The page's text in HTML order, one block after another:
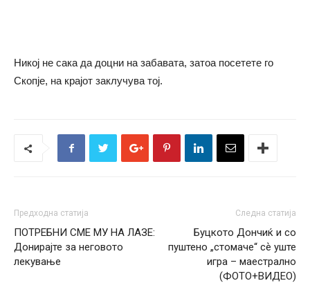
Никој не сака да доцни на забавата, затоа посетете го
Скопје, на крајот заклучува тој.
Предходна статија
ПОТРЕБНИ СМЕ МУ НА ЛАЗЕ:
Донирајте за неговото
лекување
Следна статија
Буцкото Дончиќ и со
пуштено „стомаче“ сѐ уште
игра – маестрално
(ФОТО+ВИДЕО)